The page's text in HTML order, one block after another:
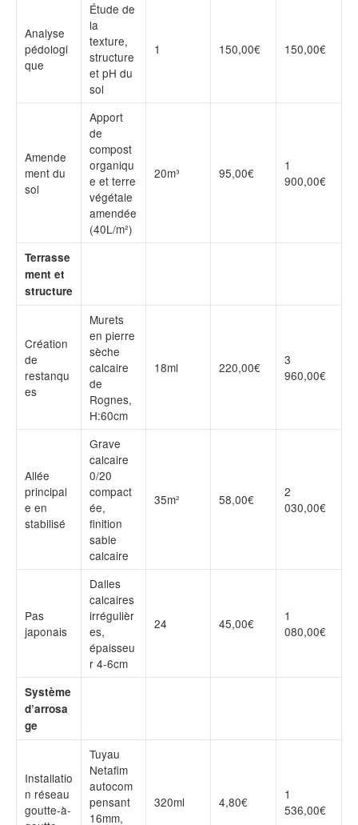
Analyse
pédologi
que
Étude de
la
texture,
structure
et pH du
sol
1 150,00€ 150,00€
Amende
ment du
sol
Apport
de
compost
organiqu
e et terre
végétale
amendée
(40L/m²)
20m³ 95,00€
1
900,00€
Terrasse
ment et
structure
Création
de
restanqu
es
Murets
en pierre
sèche
calcaire
de
Rognes,
H:60cm
18ml 220,00€
3
960,00€
Allée
principal
e en
stabilisé
Grave
calcaire
0/20
compact
ée,
finition
sable
calcaire
35m² 58,00€
2
030,00€
Pas
japonais
Dalles
calcaires
irrégulièr
es,
épaisseu
r 4-6cm
24 45,00€
1
080,00€
Système
d’arrosa
ge
Installatio
n réseau
goutte-à-
Tuyau
Netafim
autocom
pensant
16mm,
320ml 4,80€
1
536,00€